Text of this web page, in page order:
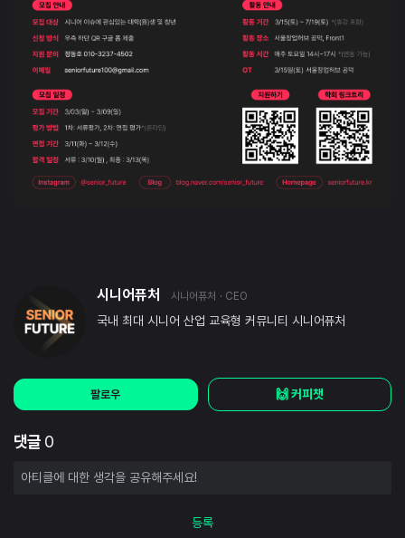
시니어퓨처 시니어퓨처 · CEO
국내 최대 시니어 산업 교육형 커뮤니티 시니어퓨처
팔로우 🙌 커피챗
댓글 0
등록